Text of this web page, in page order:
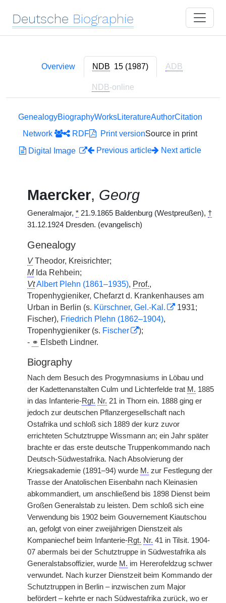
Deutsche Biographie
Overview NDB 15 (1987) ADB
NDB-online
GenealogyBiographyWorksLiteratureAuthorCitation
Network
RDF Print versionSource in print
Digital Image
Previous article Next article
Maercker, Georg
Generalmajor, * 21.9.1865 Baldenburg (Westpreußen), †
31.12.1924 Dresden. (evangelisch)
Genealogy
VTheodor, Kreisrichter;
MIda Rehbein;
VtAlbert Plehn (1861–1935), Prof.,
Tropenhygieniker, Chefarzt d. Krankenhauses am
Urban in Berlin (s. Kürschner, Gel.-Kal.
1931;
Fischer), Friedrich Plehn (1862–1904),
Tropenhygieniker (s. Fischer
);
- ⚭ Elsbeth Lindner.
Biography
Nach dem Besuch des Progymnasiums in Löbau und
der Kadettenanstalten Culm und Lichterfelde trat M. 1885
in das Infanterie-Rgt. Nr. 21 in Thorn ein. 1888 ging er
jedoch zur deutschen Pflanzergesellschaft nach
Ostafrika und schloß sich 1889 der kurz zuvor
errichteten Schutztruppe Wissmann an; ein Jahr später
brachte er das erste deutsche Truppenkommando nach
Deutsch-Südwestafrika. Nach Absolvierung der
Kriegsakademie (1891–94) wurde M. zur Festlegung der
Trasse der Anatolischen Eisenbahn nach Kleinasien
abkommandiert, um anschließend bis 1898 Dienst beim
Großen Generalstab zu leisten. Dem schloß sich eine
Verwendung bis 1902 beim Gouvernement Kiautschou
an, gefolgt von einer zweijährigen Dienstzeit als
Kompaniechef beim Infanterie-Rgt. Nr. 41 in Tilsit. 1904-
07 abermals bei der Schutztruppe in Südwestafrika als
Generalstabsoffizier, wurde M. im Hererofeldzug schwer
verwundet. Nach kurzer Dienstzeit beim Kommando der
Schutztruppen in Berlin – inzwischen zum Major
befördert – kehrte er nach Südwestafrika zurück, wo er